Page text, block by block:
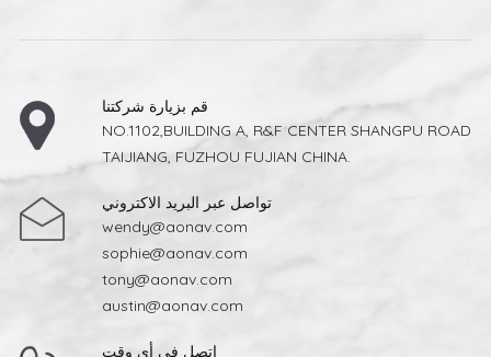
قم بزيارة شركتنا
NO.1102,BUILDING A, R&F CENTER SHANGPU ROAD
TAIJIANG, FUZHOU FUJIAN CHINA.
تواصل عبر البريد الاكتروني
wendy@aonav.com
sophie@aonav.com
tony@aonav.com
austin@aonav.com
اتصل في أي وقت